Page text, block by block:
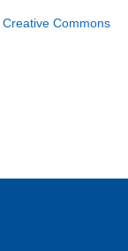
Creative Commons